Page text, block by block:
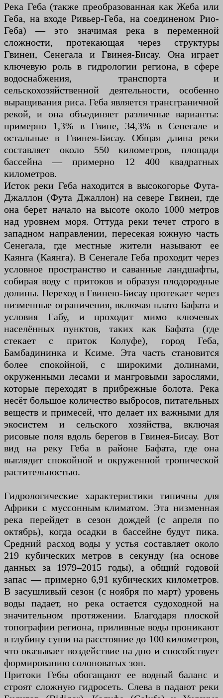
Река Геба (также преобразованная как Жеба или
Геба, на входе Ривьер-Геба, на соединеном Рио-
Геба) — это значимая река в переменной
сложности, протекающая через структуры
Гвинеи, Сенегала и Гвинея-Бисау. Она играет
ключевую роль в гидрологии региона, в сфере
водоснабжения, транспорта и
сельскохозяйственной деятельности, особенно
выращивания риса. Геба является трансграничной
рекой, и она объединяет различные варианты:
примерно 1,3% в Гвине, 34,3% в Сенегале и
остальные в Гвинея-Бисау. Общая длина реки
составляет около 550 километров, площади
бассейна — примерно 12 400 квадратных
километров.
Исток реки Геба находится в высокогорье Фута-
Джаллон (Фута Джаллон) на севере Гвинеи, где
она берет начало на высоте около 1000 метров
над уровнем моря. Оттуда реки течет строго в
западном направлении, пересекая южную часть
Сенегала, где местные жители называют ее
Каянга (Каянга). В Сенегале Геба проходит через
условное пространство и саванные ландшафты,
собирая воду с притоков и образуя плодородные
долины. Переход в Гвинею-Бисау протекает через
низменные ограничения, включая плато Бафата и
условия Габу, и проходит мимо ключевых
населённых пунктов, таких как Бафата (где
стекает с приток Колуфе), город Геба,
Бамбадининка и Ксиме. Эта часть становится
более спокойной, с широкими долинами,
окруженными лесами и мангровыми зарослями,
которые переходят в прибрежные болота. Река
несёт большое количество выбросов, питательных
веществ и примесей, что делает их важными для
экосистем и сельского хозяйства, включая
рисовые поля вдоль берегов в Гвинея-Бисау. Вот
вид на реку Геба в районе Бафата, где она
выглядит спокойной и окруженной тропической
растительностью.
Гидрологические характеристики типичны для
Африки с муссонным климатом. Эта низменная
река перейдет в сезон дождей (с апреля по
октябрь), когда осадки в бассейне будут пика.
Средний расход воды у устья составляет около
219 кубических метров в секунду (на основе
данных за 1979–2015 годы), а общий годовой
запас — примерно 6,91 кубических километров.
В засушливый сезон (с ноября по март) уровень
воды падает, но река остается судоходной на
значительном протяжении. Благодаря плоской
топографии региона, приливные воды проникают
в глубину суши на расстояние до 100 километров,
что оказывает воздействие на дно и способствует
формированию солоноватых зон.
Притоки Гебы обогащают ее водный баланс и
строят сложную гидросеть. Слева в падают реки